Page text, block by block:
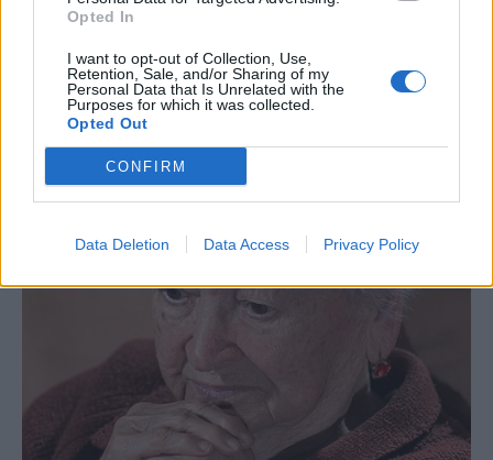
Opted In
I want to opt-out of Collection, Use,
Retention, Sale, and/or Sharing of my
Personal Data that Is Unrelated with the
Purposes for which it was collected.
Opted Out
CONFIRM
Data Deletion Data Access Privacy Policy